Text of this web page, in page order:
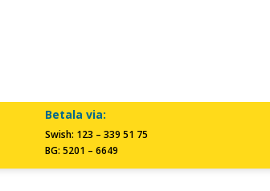
Betala via:
Swish: 123 – 339 51 75
BG: 5201 – 6649